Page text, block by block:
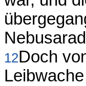
12Doch